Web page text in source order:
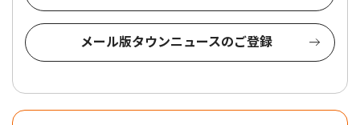
メール版タウンニュースのご登録